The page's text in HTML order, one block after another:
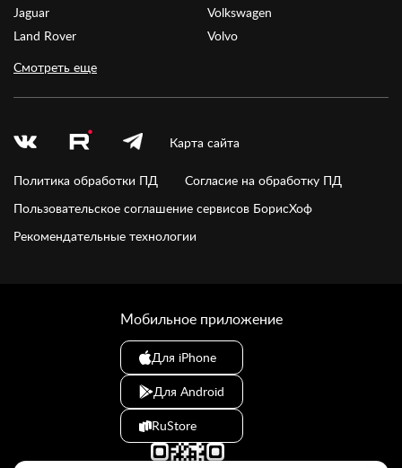
Jaguar
Land Rover
Volkswagen
Volvo
Смотреть еще
Карта сайта
Политика обработки ПД
Согласие на обработку ПД
Пользовательское соглашение сервисов БорисХоф
Рекомендательные технологии
Мобильное приложение
Для iPhone
Для Android
RuStore